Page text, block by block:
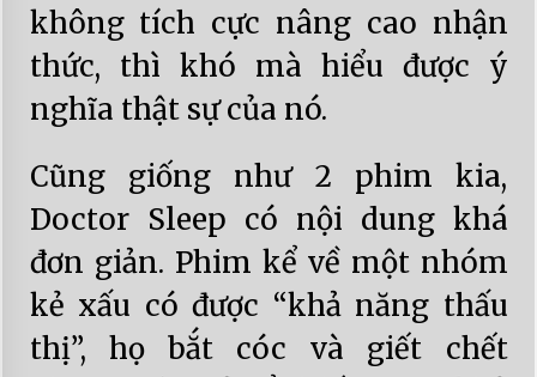
không tích cực nâng cao nhận
thức, thì khó mà hiểu được ý
nghĩa thật sự của nó.
Cũng giống như 2 phim kia,
Doctor Sleep có nội dung khá
đơn giản. Phim kể về một nhóm
kẻ xấu có được “khả năng thấu
thị”, họ bắt cóc và giết chết